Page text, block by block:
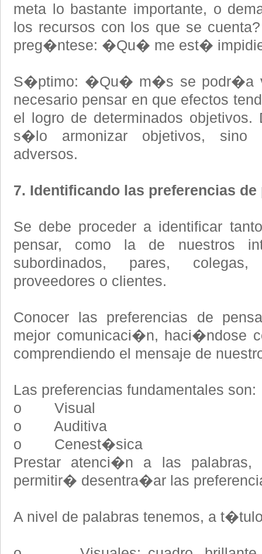
meta lo bastante importante, o
los recursos con los que se
preg�ntese: �Qu� me est�
S�ptimo: �Qu� m�s se podr�a
necesario pensar en que efectos
el logro de determinados
s�lo armonizar objetivos, sino
adversos.
7. Identificando las preferencias de
Se debe proceder a identificar
pensar, como la de nuestros
subordinados, pares, colegas,
proveedores o clientes.
Conocer las preferencias de
mejor comunicaci�n, haci�ndose
comprendiendo el mensaje de
Las preferencias fundamentales son:
o Visual
o Auditiva
o Cenest�sica
Prestar atenci�n a las
permitir� desentra�ar las
A nivel de palabras tenemos, a